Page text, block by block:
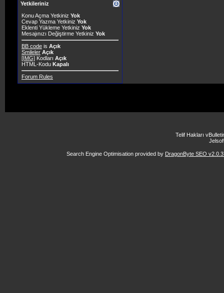
Yetkileriniz
Konu Açma Yetkiniz Yok
Cevap Yazma Yetkiniz Yok
Eklenti Yükleme Yetkiniz Yok
Mesajınızı Değiştirme Yetkiniz Yok
BB code is Açık
Smileler Açık
[IMG] Kodları Açık
HTML-Kodu Kapalı
Forum Rules
Telif Hakları
Search Engine Optimisation provided by DragonByte SEO